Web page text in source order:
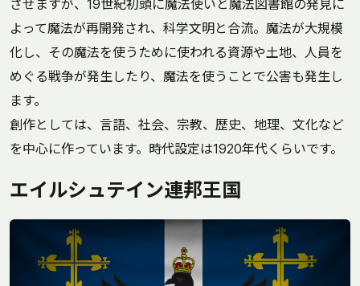
させますが、19世紀初頭に魔法使いと魔法図書館の発見に
よって魔法が再開発され、科学文明と合流。魔法が大規模
化し、その魔法を使うために使われる資源や土地、人員を
めぐる戦争が発生したり、魔法を使うことで公害も発生し
ます。
創作としては、言語、社会、宗教、歴史、地理、文化など
を中心に作っています。時代設定は1920年代くらいです。
エイルシュテイン連邦王国